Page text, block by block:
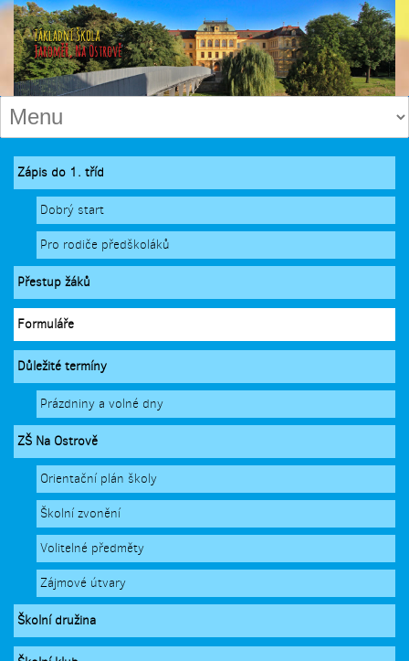
Zápis do 1. tříd
Dobrý start
Pro rodiče předškoláků
Přestup žáků
Formuláře
Důležité termíny
Prázdniny a volné dny
ZŠ Na Ostrově
Orientační plán školy
Školní zvonění
Volitelné předměty
Zájmové útvary
Školní družina